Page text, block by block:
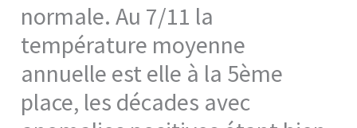
normale. Au 7/11 la
température moyenne
annuelle est elle à la 5ème
place, les décades avec